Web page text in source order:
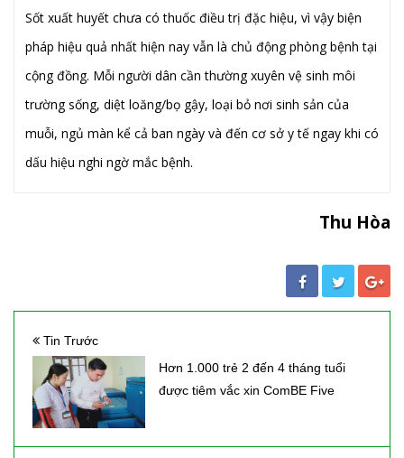
Sốt xuất huyết chưa có thuốc điều trị đặc hiệu, vì vậy biện
pháp hiệu quả nhất hiện nay vẫn là chủ động phòng bệnh tại
cộng đồng. Mỗi người dân cần thường xuyên vệ sinh môi
trường sống, diệt loăng/bọ gậy, loại bỏ nơi sinh sản của
muỗi, ngủ màn kể cả ban ngày và đến cơ sở y tế ngay khi có
dấu hiệu nghi ngờ mắc bệnh.
Thu Hòa
Tin Trước
Hơn 1.000 trẻ 2 đến 4 tháng tuổi
được tiêm vắc xin ComBE Five